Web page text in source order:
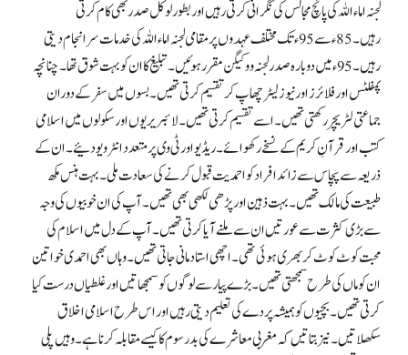
لجنہ اماء اللہ کی پانچ مجالس کی نگرانی کرتی رہیں اور بطور لوکل صدر بھی کام کرتی
رہیں۔ 85ء سے 95ء تک مختلف عہدوں پر مقامی لجنہ اماء اللہ کی خدمات سرانجام دیتی
رہیں۔ 95ء میں دوبارہ صدر لجنہ ووکیگن مقرر ہوئیں۔ تبلیغ کا ان کو بہت شوق تھا۔ چنانچہ
پمفلٹس اور فلائرز اور نیوز لیٹرچھاپ کر تقسیم کرتی تھیں۔ بسوں میں سفر کے دوران
جماعتی لٹریچر رکھتی تھیں۔ اسے تقسیم کرتی تھیں۔ لائبریریوں اور سکولوں میں اسلامی
کتب اور قرآنِ کریم کے نسخے رکھوائے۔ ریڈیو اور ٹی وی پر متعدد انٹرویو دئیے۔ ان کے
ذریعہ سے پچاس سے زائد افراد کو احمدیت قبول کرنے کی سعادت ملی۔ بہت ہنس مکھ
طبیعت کی مالک تھیں۔ بہت ذہین اور پڑھی لکھی بھی تھیں۔ آپ کی ان خوبیوں کی وجہ
سے بڑی کثرت سے عورتیں ان سے ملنے آیا کرتی تھیں۔ آپ کے دل میں اسلام کی
محبت کوٹ کوٹ کر بھری ہوئی تھی۔ اچھی استاد مانی جاتی تھیں۔ وہاں بھی احمدی خواتین
ان کو ماں کی طرح سمجھتی تھیں۔ بڑے پیار سے لوگوں کو سمجھاتیں اور غلطیاں درست کیا
کرتی تھیں۔ بچیوں کو ہمیشہ پردے کی تعلیم دیتی رہیں اور اس طرح اسلامی اخلاق
سکھلاتیں۔ نیز بتاتیں کہ مغربی معاشرے کی بدرسوم کا کیسے مقابلہ کرنا ہے۔ وہیں پلی